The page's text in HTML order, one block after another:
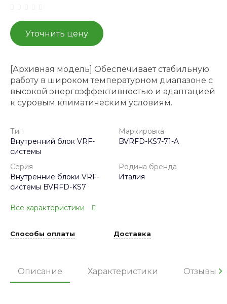
Уточнить цену
[Архивная модель] Обеспечивает стабильную
работу в широком температурном диапазоне с
высокой энергоэффективностью и адаптацией
к суровым климатическим условиям.
Тип
Внутренний блок VRF-
системы
Маркировка
BVRFD-KS7-71-A
Серия
Внутренние блоки VRF-
системы BVRFD-KS7
Родина бренда
Италия
Все характеристики
Способы оплаты Доставка
Описание Характеристики Отзывы